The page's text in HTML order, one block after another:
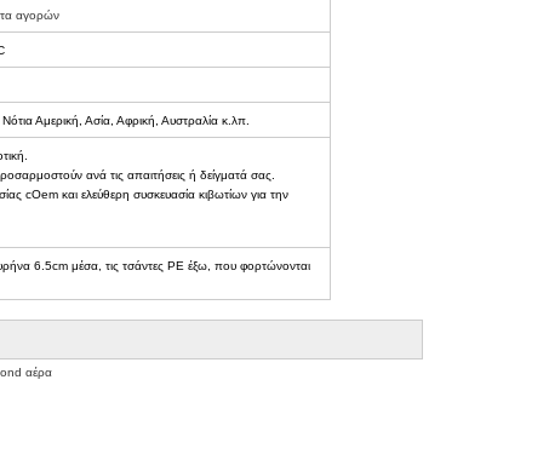
αγορών
Αμερική, Ασία, Αφρική, Αυστραλία κ.λπ.
ανά τις απαιτήσεις ή δείγματά σας.
cOem και ελεύθερη συσκευασία κιβωτίων για την
6.5cm μέσα, τις τσάντες PE έξω, που φορτώνονται
αέρα